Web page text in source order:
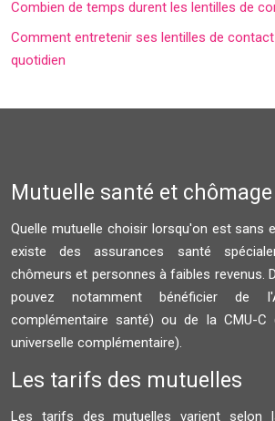
Combien de temps durent les lentilles de
Comment entretenir ses lentilles de
quotidien
Mutuelle santé et chômage
Quelle mutuelle choisir lorsqu'on est sans
existe des assurances santé
chômeurs et personnes à faibles revenus.
pouvez notamment bénéficier
complémentaire santé) ou de la CMU-C
universelle complémentaire).
Les tarifs des mutuelles
Les tarifs des mutuelles varient selon